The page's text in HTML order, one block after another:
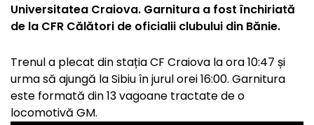
Universitatea Craiova. Garnitura a fost închiriată
de la CFR Călători de oficialii clubului din Bănie.
Trenul a plecat din stația CF Craiova la ora 10:47 și
urma să ajungă la Sibiu în jurul orei 16:00. Garnitura
este formată din 13 vagoane tractate de o
locomotivă GM.